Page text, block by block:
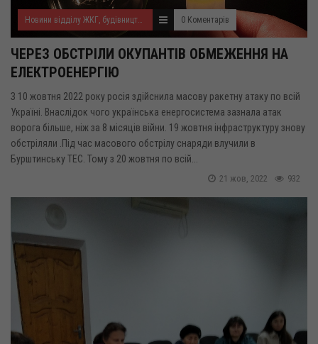
Новини відділу ЖКГ, будівництва, транспорту, екології та благоустрою 0 Коментарів
ЧЕРЕЗ ОБСТРІЛИ ОКУПАНТІВ ОБМЕЖЕННЯ НА
ЕЛЕКТРОЕНЕРГІЮ
З 10 жовтня 2022 року росія здійснила масову ракетну атаку по всій
Україні. Внаслідок чого українська енергосистема зазнала атак
ворога більше, ніж за 8 місяців війни. 19 жовтня інфраструктуру знову
обстріляли .Під час масового обстрілу снаряди влучили в
Бурштинську ТЕС. Тому з 20 жовтня по всій...
932
21 жов, 2022